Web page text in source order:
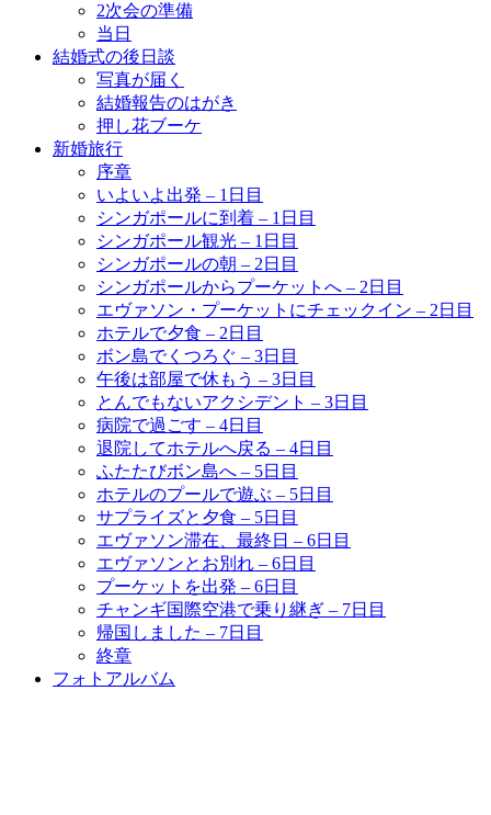
2次会の準備
当日
結婚式の後日談
写真が届く
結婚報告のはがき
押し花ブーケ
新婚旅行
序章
いよいよ出発 – 1日目
シンガポールに到着 – 1日目
シンガポール観光 – 1日目
シンガポールの朝 – 2日目
シンガポールからプーケットへ – 2日目
エヴァソン・プーケットにチェックイン – 2日目
ホテルで夕食 – 2日目
ボン島でくつろぐ – 3日目
午後は部屋で休もう – 3日目
とんでもないアクシデント – 3日目
病院で過ごす – 4日目
退院してホテルへ戻る – 4日目
ふたたびボン島へ – 5日目
ホテルのプールで遊ぶ – 5日目
サプライズと夕食 – 5日目
エヴァソン滞在、最終日 – 6日目
エヴァソンとお別れ – 6日目
プーケットを出発 – 6日目
チャンギ国際空港で乗り継ぎ – 7日目
帰国しました – 7日目
終章
フォトアルバム